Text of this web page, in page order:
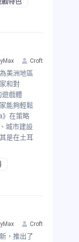
Croft
美洲地區
和對
遊戲體
能夠輕鬆
》在策略
城市建設
是在土耳
Croft
，推出了